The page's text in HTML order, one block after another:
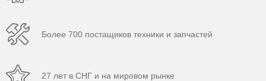
Более 700 постащиков техники и запчастей
27 лет в СНГ и на мировом рынке